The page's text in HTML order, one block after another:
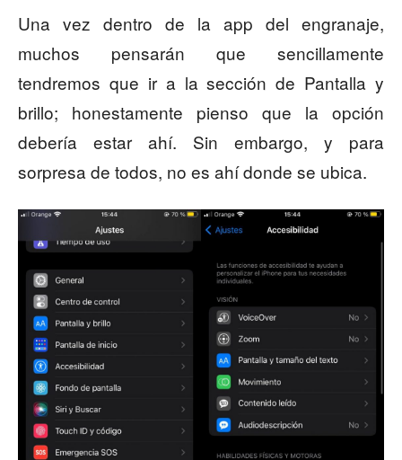
Una vez dentro de la app del engranaje,
muchos pensarán que sencillamente
tendremos que ir a la sección de Pantalla y
brillo; honestamente pienso que la opción
debería estar ahí. Sin embargo, y para
sorpresa de todos, no es ahí donde se ubica.